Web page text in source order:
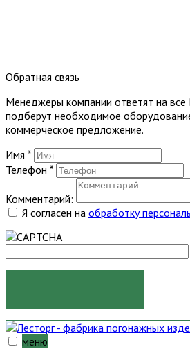
Обратная связь
Менеджеры компании ответят на все
подберут необходимое
коммерческое предложение.
Имя *
Телефон *
Комментарий:
Я согласен на обработку
меню